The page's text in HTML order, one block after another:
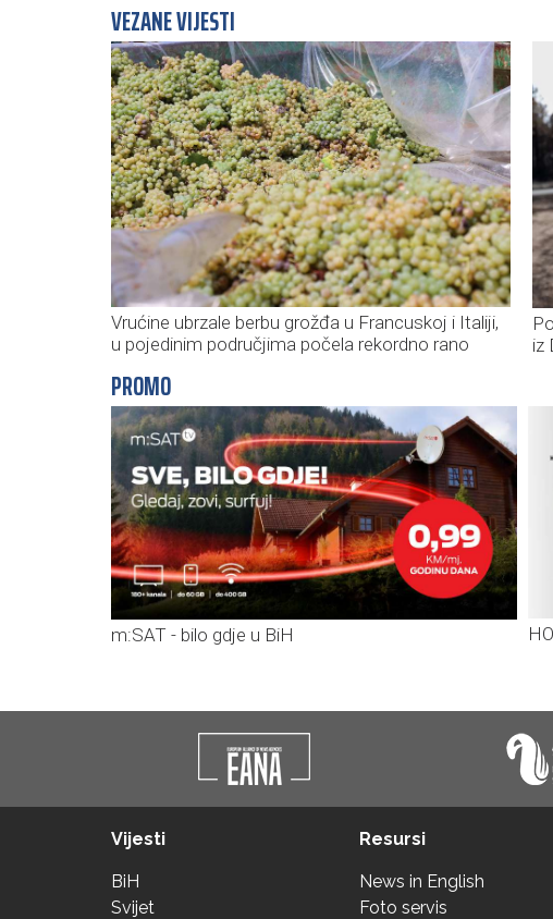
VEZANE VIJESTI
Vrućine ubrzale berbu grožđa u Francuskoj i Italiji,
u pojedinim područjima počela rekordno rano
iz
PROMO
m:SAT - bilo gdje u BiH
Vijesti
BiH
Svijet
Resursi
News in English
Foto servis